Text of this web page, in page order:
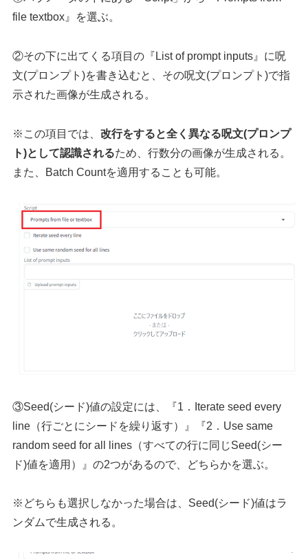
file textbox』を選ぶ。
②その下に出てくる項目の『List of prompt inputs』に呪
文(プロンプト)を書き込むと、その呪文(プロンプト)で指
示された画像が生成される。
※この項目では、改行をすると全く異なる呪文(プロンプ
ト)として認識されるため、行数分の画像が生成される。
また、Batch Countを適用することも可能。
③Seed(シード)値の設定には、『1．Iterate seed every
line（行ごとにシードを繰り返す）』『2．Use same
random seed for all lines（すべての行に同じSeed(シー
ド)値を適用）』の2つがあるので、どちらかを選ぶ。
※どちらも選択しなかった場合は、Seed(シード)値はラ
ンダムで生成される。